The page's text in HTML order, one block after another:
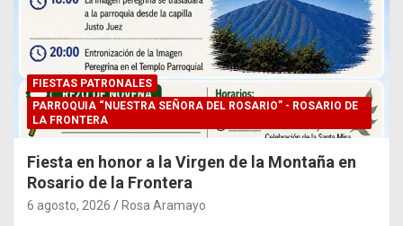
FIESTAS PATRONALES
PARROQUIA “NUESTRA SEÑORA DEL ROSARIO” - ROSARIO DE
LA FRONTERA
Fiesta en honor a la Virgen de la Montaña en
Rosario de la Frontera
6 agosto, 2026 Rosa Aramayo